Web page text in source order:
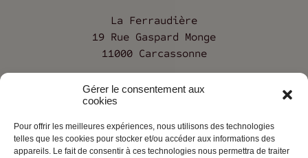
Gérer le consentement aux
cookies
Pour offrir les meilleures expériences, nous utilisons des technologies
telles que les cookies pour stocker et/ou accéder aux informations des
appareils. Le fait de consentir à ces technologies nous permettra de traiter
La Ferraudière
19 Rue Gaspard Monge
11000 Carcassonne
Société